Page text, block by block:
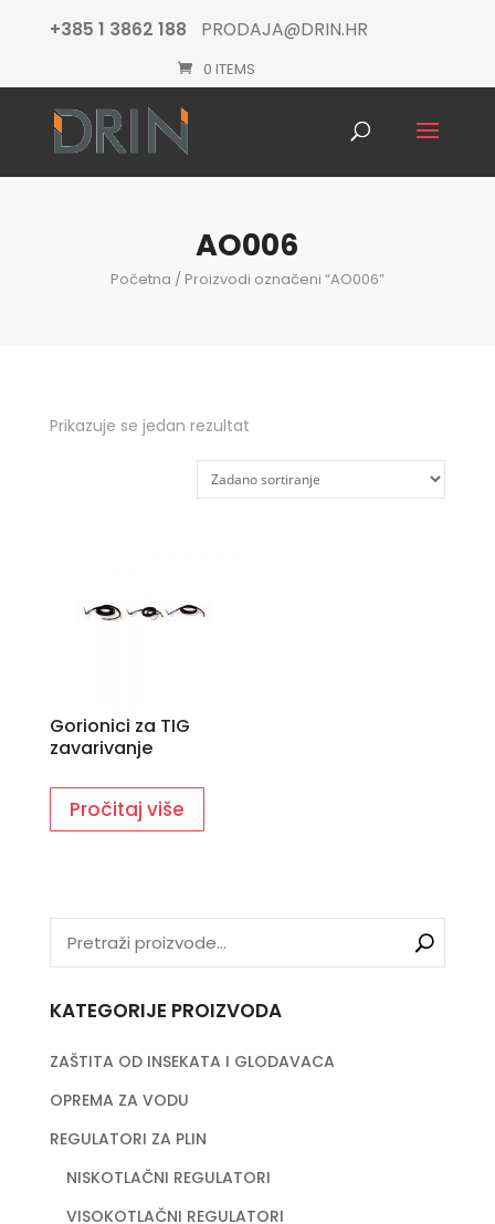
+385 1 3862 188 PRODAJA@DRIN.HR
0 ITEMS
AO006
Početna / Proizvodi označeni “AO006”
Prikazuje se jedan rezultat
Gorionici za TIG
zavarivanje
Pročitaj više
KATEGORIJE PROIZVODA
ZAŠTITA OD INSEKATA I GLODAVACA
OPREMA ZA VODU
REGULATORI ZA PLIN
NISKOTLAČNI REGULATORI
VISOKOTLAČNI REGULATORI